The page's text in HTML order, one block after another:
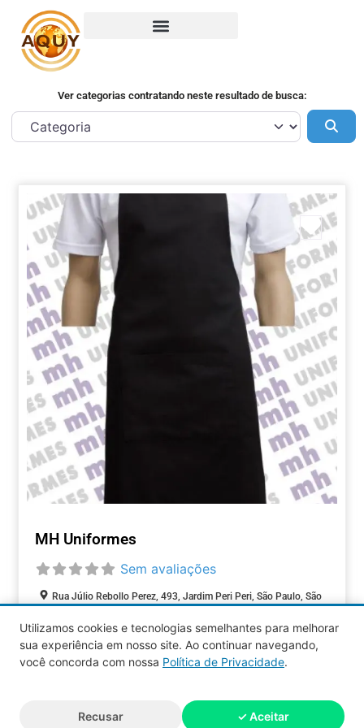
Ver categorias contratando neste resultado de busca:
MH Uniformes
Sem avaliações
Rua Júlio Rebollo Perez, 493, Jardim Peri Peri, São Paulo, São
COMÉRCIOS
reservados.
Utilizamos cookies e tecnologias semelhantes para melhorar
sua experiência em nosso site. Ao continuar navegando,
você concorda com nossa Política de Privacidade.
Recusar ✓ Aceitar